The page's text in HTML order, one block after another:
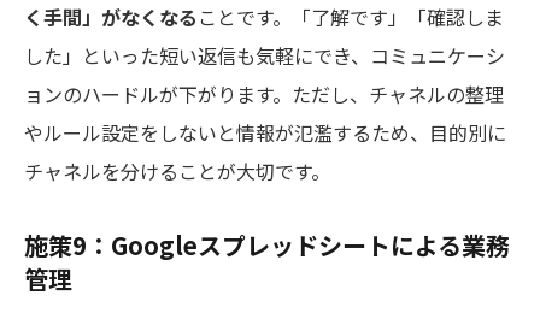
く手間」がなくなる ことです。「了解です」「確認しま
した」といった短い返信も気軽にでき、コミュニケーシ
ョンのハードルが下がります。ただし、チャネルの整理
やルール設定をしないと情報が氾濫するため、目的別に
チャネルを分けることが大切です。
施策9：Googleスプレッドシートによる業務
管理